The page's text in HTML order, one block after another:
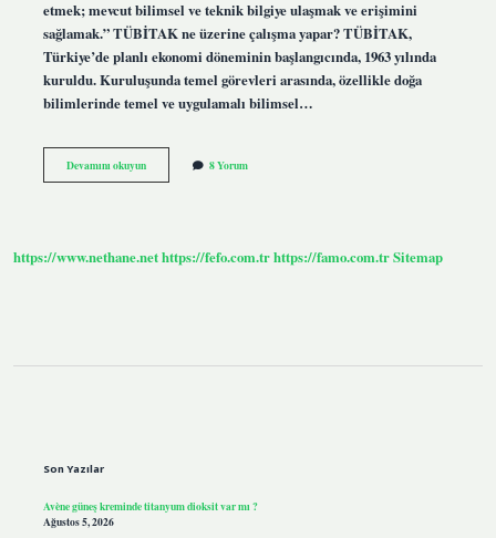
etmek; mevcut bilimsel ve teknik bilgiye ulaşmak ve erişimini
sağlamak.” TÜBİTAK ne üzerine çalışma yapar? TÜBİTAK,
Türkiye’de planlı ekonomi döneminin başlangıcında, 1963 yılında
kuruldu. Kuruluşunda temel görevleri arasında, özellikle doğa
bilimlerinde temel ve uygulamalı bilimsel…
Devamını okuyunTübi̇Tak
Nasıl
8 Yorum
https://www.nethane.nethttps://fefo.com.trhttps://famo.com.trSitemap
Son Yazılar
Avène güneş kreminde titanyum dioksit var mı ?
Ağustos 5, 2026